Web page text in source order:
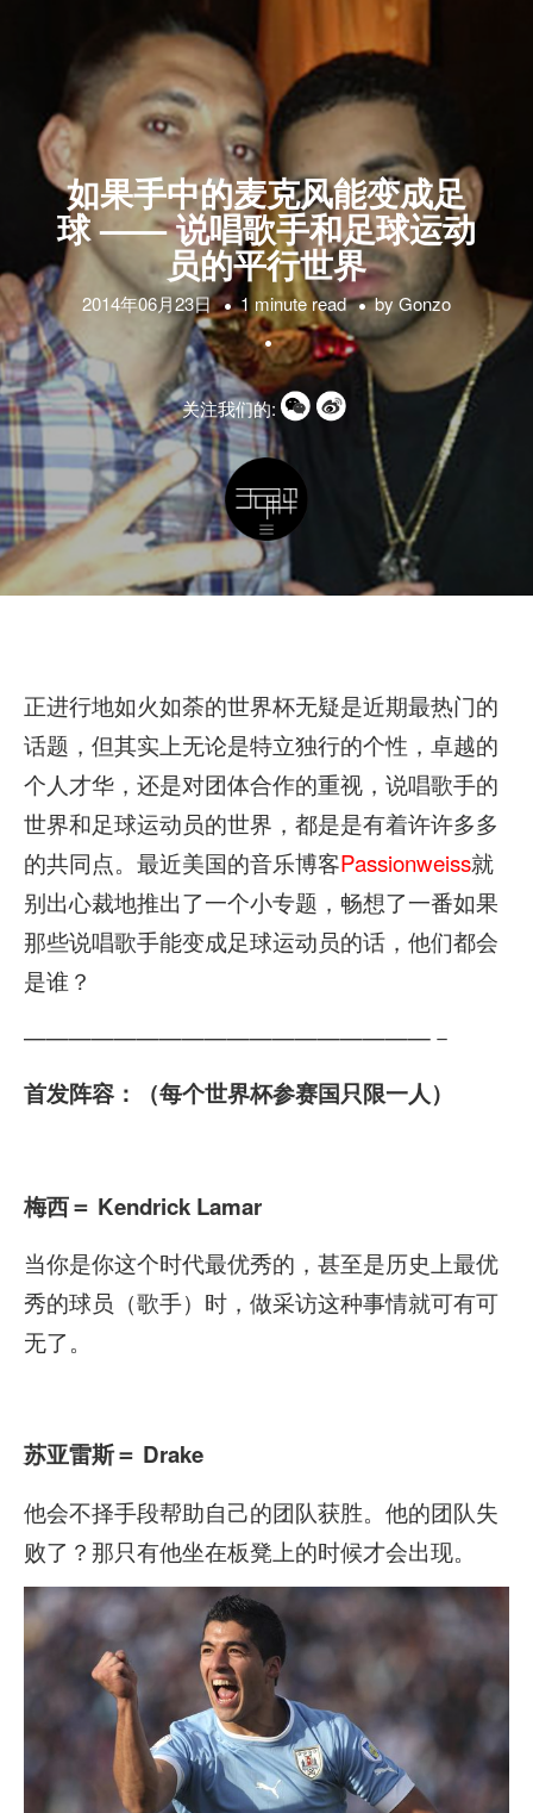
如果手中的麦克风能变成足
球 —— 说唱歌手和足球运动
员的平行世界
2014年06月23日 1 minute read by Gonzo
关注我们的:
正进行地如火如荼的世界杯无疑是近期最热门的
话题，但其实上无论是特立独行的个性，卓越的
个人才华，还是对团体合作的重视，说唱歌手的
世界和足球运动员的世界，都是是有着许许多多
的共同点。最近美国的音乐博客Passionweiss就
别出心裁地推出了一个小专题，畅想了一番如果
那些说唱歌手能变成足球运动员的话，他们都会
是谁？
——————————————————－
首发阵容：（每个世界杯参赛国只限一人）
梅西＝ Kendrick Lamar
当你是你这个时代最优秀的，甚至是历史上最优
秀的球员（歌手）时，做采访这种事情就可有可
无了。
苏亚雷斯＝ Drake
他会不择手段帮助自己的团队获胜。他的团队失
败了？那只有他坐在板凳上的时候才会出现。